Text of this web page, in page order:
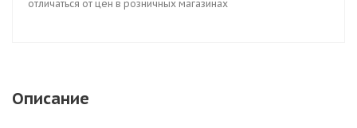
отличаться от цен в розничных магазинах
Описание